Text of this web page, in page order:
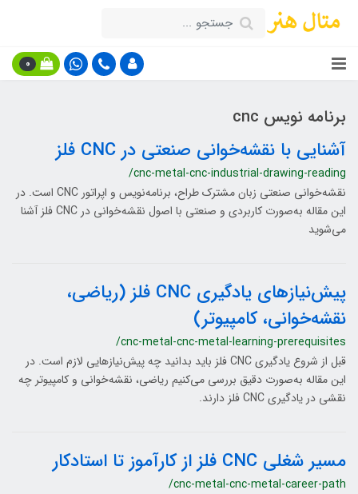
0
برنامه نویس cnc
آشنایی با نقشه‌خوانی صنعتی در CNC فلز
/cnc-metal-cnc-industrial-drawing-reading
نقشه‌خوانی صنعتی زبان مشترک طراح، برنامه‌نویس و اپراتور CNC است. در
این مقاله به‌صورت کاربردی و صنعتی با اصول نقشه‌خوانی در CNC فلز آشنا
می‌شوید
پیش‌نیازهای یادگیری CNC فلز (ریاضی،
نقشه‌خوانی، کامپیوتر)
/cnc-metal-cnc-metal-learning-prerequisites
قبل از شروع یادگیری CNC فلز باید بدانید چه پیش‌نیازهایی لازم است. در
این مقاله به‌صورت دقیق بررسی می‌کنیم ریاضی، نقشه‌خوانی و کامپیوتر چه
نقشی در یادگیری CNC فلز دارند.
مسیر شغلی CNC فلز از کارآموز تا استادکار
/cnc-metal-cnc-metal-career-path